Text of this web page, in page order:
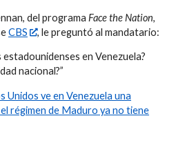
del programa Face the Nation,
CBS , le preguntó al mandatario:
en Venezuela?
nacional?”
Unidos ve en Venezuela una
régimen de Maduro ya no tiene